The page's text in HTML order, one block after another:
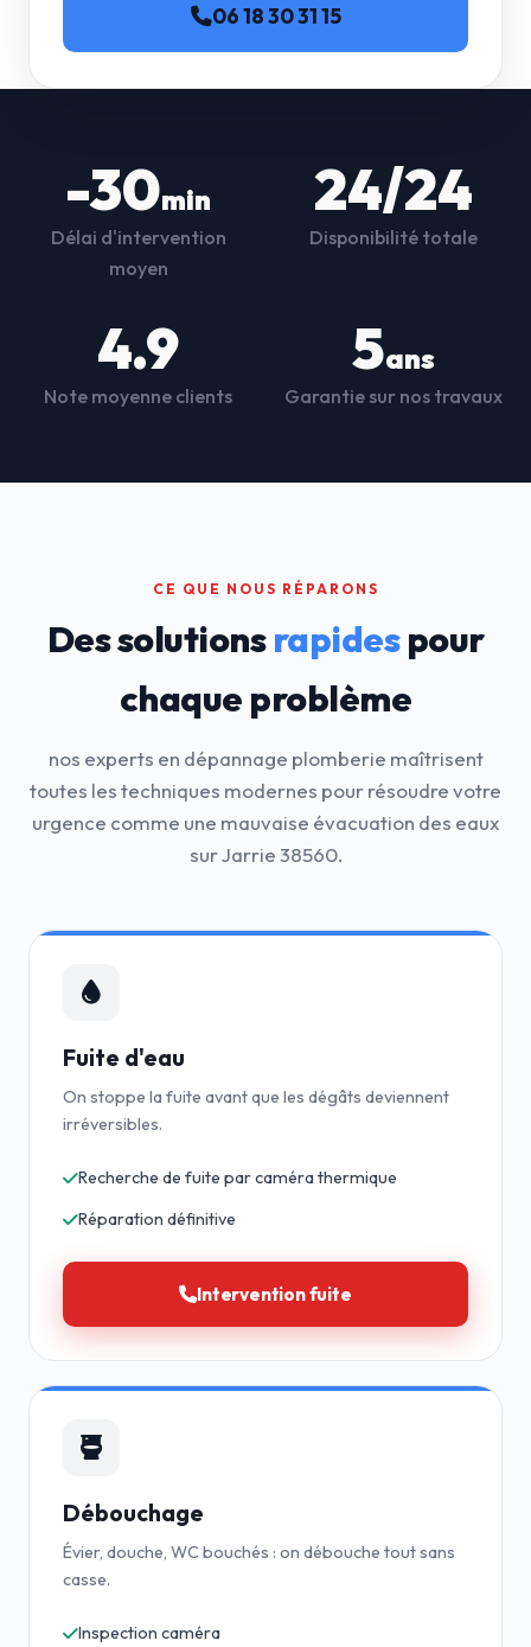
06 18 30 31 15
-30min
Délai d'intervention
moyen
24/24
Disponibilité totale
4.9
Note moyenne clients
5ans
Garantie sur nos travaux
CE QUE NOUS RÉPARONS
Des solutionsrapidespour
chaque problème
nos experts en dépannage plomberie maîtrisent
toutes les techniques modernes pour résoudre votre
urgence comme une mauvaise évacuation des eaux
sur Jarrie 38560.
Fuite d'eau
On stoppe la fuite avant que les dégâts deviennent
irréversibles.
Recherche de fuite par caméra thermique
Réparation définitive
Intervention fuite
Débouchage
Évier, douche, WC bouchés : on débouche tout sans
casse.
Inspection caméra